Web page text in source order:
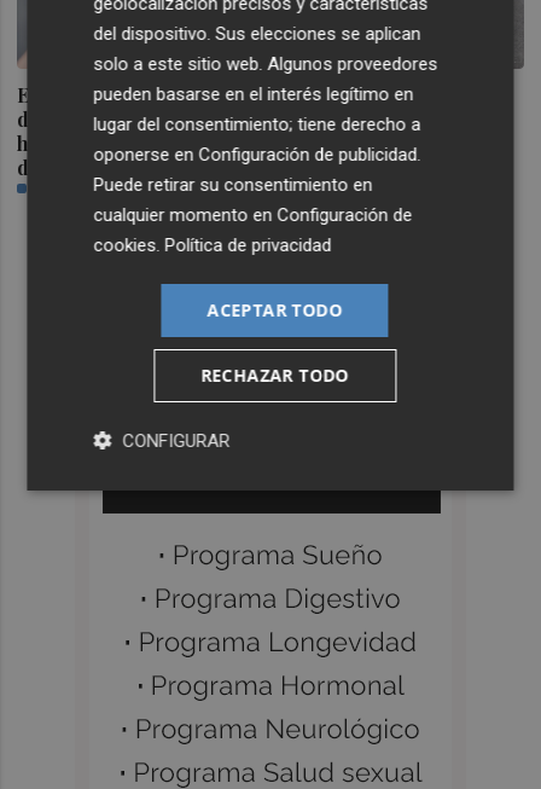
El eclipse dispara la
demanda de gafas
homologadas con millones
de unidades distribuidas
El Ayuntamiento de
València baja la velocidad
de tráfico en un tramo de
la Malva-rosa tras las
quejas vecinales
PLAZA
del dispositivo. Sus elecciones se aplican
solo a este sitio web. Algunos proveedores
pueden basarse en el interés legítimo en
lugar del consentimiento; tiene derecho a
oponerse enConfiguración de publicidad.
Puede retirar su consentimiento en
cualquier momento enConfiguración de
cookies.Política de privacidad
ACEPTAR TODO
RECHAZAR TODO
CONFIGURAR